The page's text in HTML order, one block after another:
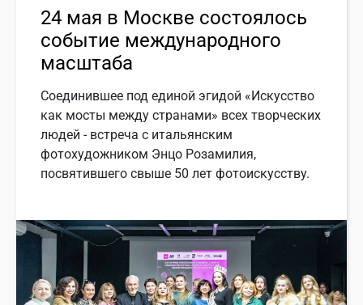
24 мая в Москве состоялось
событие международного
масштаба
Соединившее под единой эгидой «Искусство
как мосты между странами» всех творческих
людей - встреча с итальянским
фотохудожником Энцо Розамилия,
посвятившего свыше 50 лет фотоискусству.